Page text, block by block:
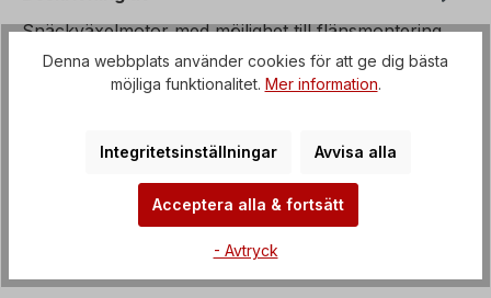
Snäckväxelmotor med möjlighet till flänsmontering
från B3 till B35, Spänning=3 x 230/400 V-50 Hz, 3
x 265/460 V-60 Hz (± 5%… Mer om
Nedladdningar
Denna webbplats använder cookies för att ge dig bästa
möjliga funktionalitet. Mer information.
Integritetsinställningar Avvisa alla
Acceptera alla & fortsätt
- Avtryck